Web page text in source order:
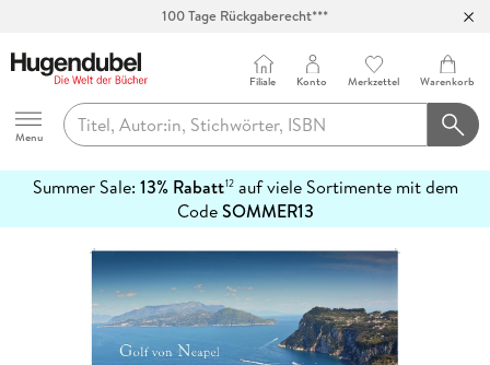
100 Tage Rückgaberecht***
Hugendubel
Menu
Filiale Konto Merkzettel Warenkorb
Summer Sale: 13% Rabatt12auf viele Sortimente mit dem
CodeSOMMER13
erfahren